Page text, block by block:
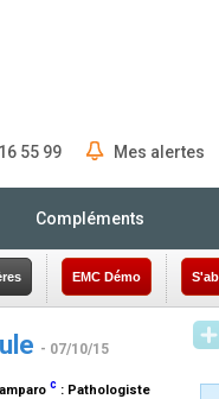
55 99 Mes alertes
Compléments
EMC Démo
- 07/10/15
c : Pathologiste